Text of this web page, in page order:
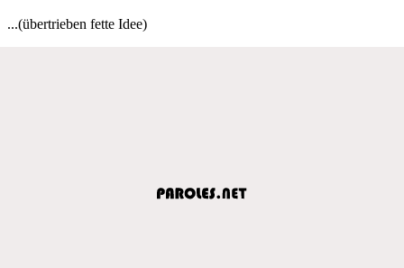
...(übertrieben fette Idee)